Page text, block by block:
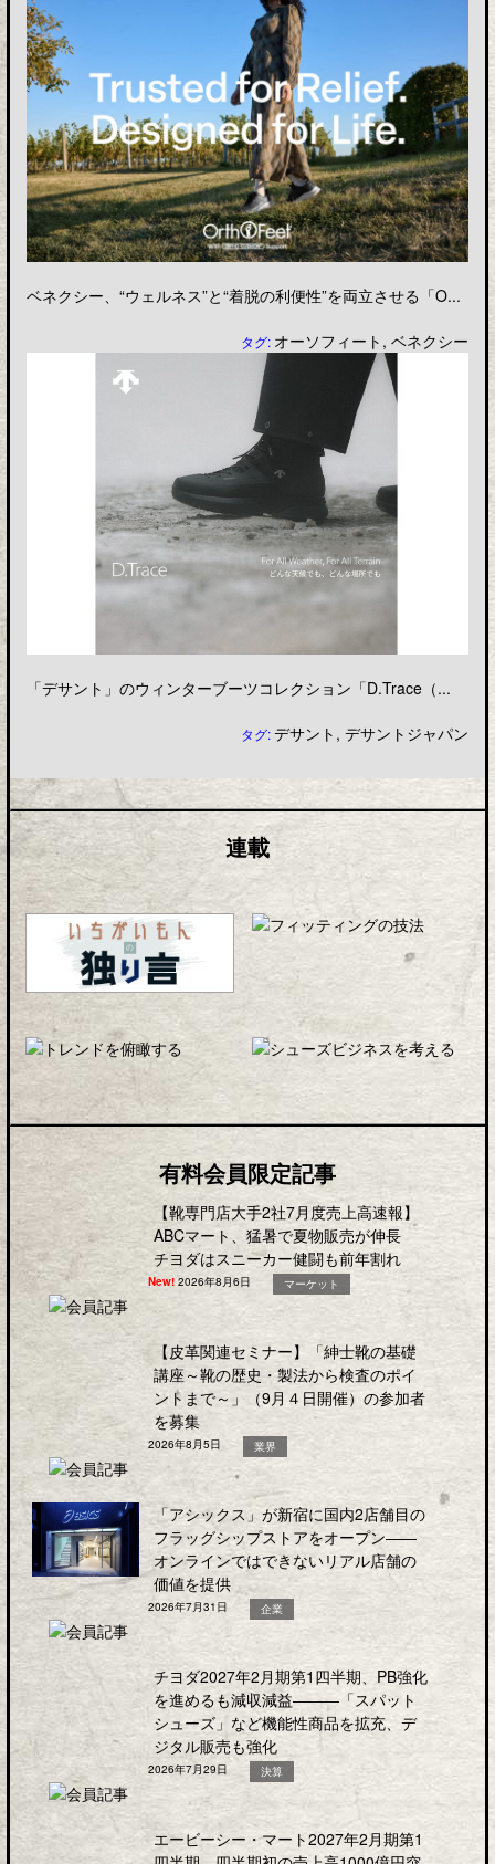
ベネクシー、“ウェルネス”と“着脱の利便性”を両立させる「O...
タグ: オーソフィート ,ベネクシー
「デサント」のウィンターブーツコレクション「D.Trace（...
タグ:デサント ,デサントジャパン
連載
有料会員限定記事
【靴専門店大手2社7月度売上高速報】
ABCマート、猛暑で夏物販売が伸長
チヨダはスニーカー健闘も前年割れ
New!2026年8月6日 マーケット
【皮革関連セミナー】「紳士靴の基礎
講座～靴の歴史・製法から検査のポイ
ントまで～」（9月４日開催）の参加者
を募集
2026年8月5日 業界
「アシックス」が新宿に国内2店舗目の
フラッグシップストアをオープン――
オンラインではできないリアル店舗の
価値を提供
2026年7月31日 企業
チヨダ2027年2月期第1四半期、PB強化
を進めるも減収減益―――「スパット
シューズ」など機能性商品を拡充、デ
ジタル販売も強化
2026年7月29日 決算
エービーシー・マート2027年2月期第1